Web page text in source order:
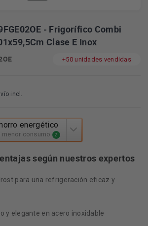
- Frigorífico Combi
Clase E Inox
+50 unidades vendidas
incl.
energético
consumo 2
según nuestros expertos
para una refrigeración eficaz y
y elegante en acero inoxidable